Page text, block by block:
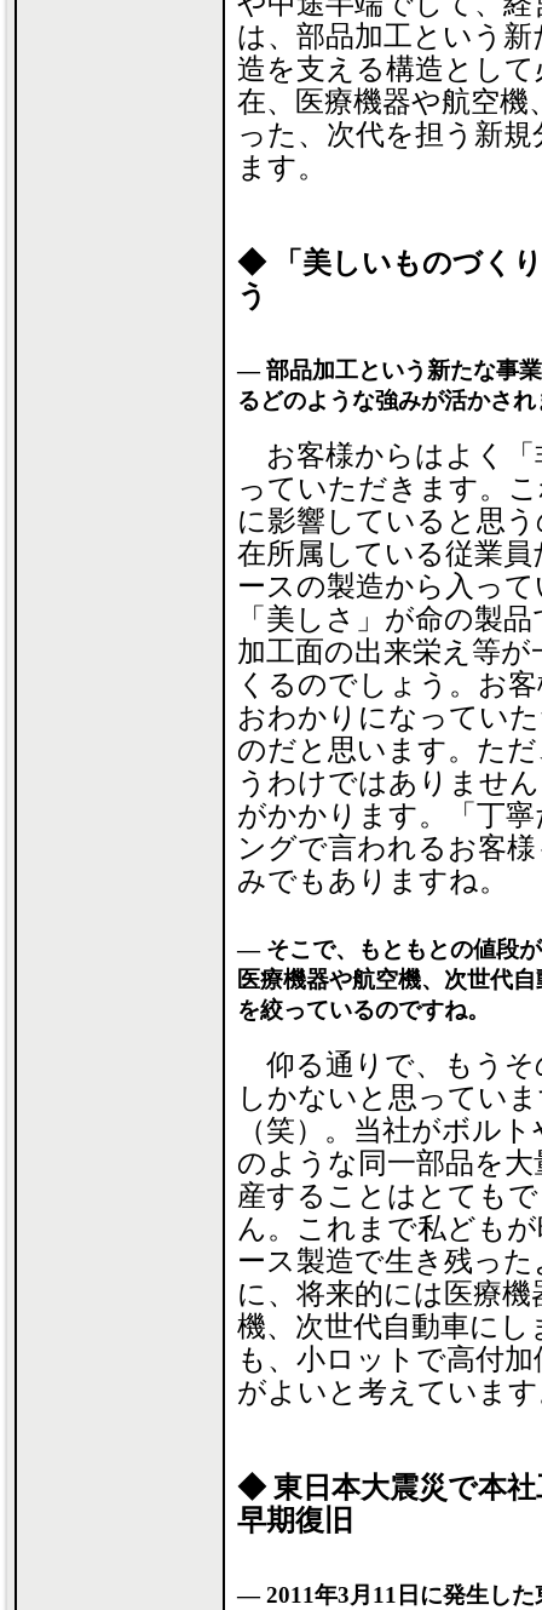
は、部品加工という
造を支える構造とし
在、医療機器や航空機
った、次代を担う新
ます。
◆ 「美しいものづく
う
― 部品加工という新たな事
るどのような強みが活かさ
お客様からはよく「
っていただきます。
に影響していると思
在所属している従業
ースの製造から入っ
「美しさ」が命の製
加工面の出来栄え等
くるのでしょう。お
おわかりになってい
のだと思います。た
うわけではありませ
がかかります。「丁
ングで言われるお客
みでもありますね。
― そこで、もともとの値段
医療機器や航空機、次世代
を絞っているのですね。
仰る通りで、もうそ
しかないと思ってい
（笑）。当社がボル
のような同一部品を大
産することはとても
ん。これまで私ども
ース製造で生き残った
に、将来的には医療機
機、次世代自動車にし
も、小ロットで高付
がよいと考えていま
◆ 東日本大震災で本
早期復旧
― 2011年3月11日に発生し